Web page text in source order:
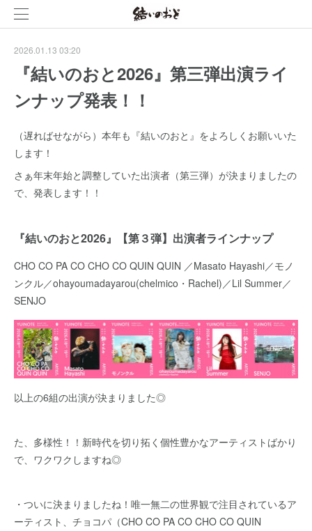
2026.01.13 03:20
『結いのおと2026』第三弾出演ライ
ンナップ発表！！
（遅ればせながら）本年も『結いのおと』をよろしくお願いいた
します！
さぁ年末年始と調整していた出演者（第三弾）が決まりましたの
で、発表します！！
『結いのおと2026』【第３弾】出演者ラインナップ
CHO CO PA CO CHO CO QUIN QUIN ／Masato Hayashi／モノ
ンクル／ohayoumadayarou(chelmico・Rachel)／Lil Summer／
SENJO
以上の6組の出演が決まりました◎
た、多様性！！新時代を切り拓く個性豊かなアーティストばかり
で、ワクワクしますね◎
・ついに決まりましたね！唯一無二の世界観で注目されているア
ーティスト、チョコパ（CHO CO PA CO CHO CO QUIN